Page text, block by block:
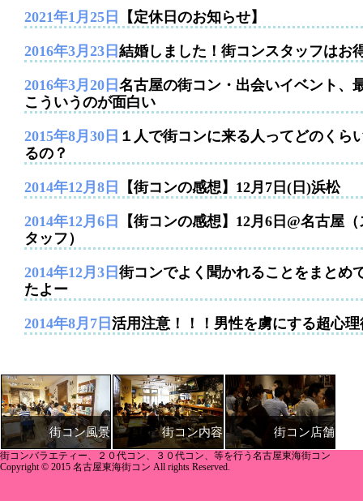
2021年1月25日 【定休日のお知らせ】
2016年3月23日 結婚しました！街コンスタッフはお
2016年3月20日 名古屋の街コン・出会いイベント、
こういうのが面白い
2015年8月30日 １人で街コンに来る人ってどのくら
るの？
2014年12月8日 【街コンの感想】12月7日(日)浜松
2014年12月6日
【街コンの感想】12月6日@名古屋（
タッフ）
2014年12月3日 街コンでよく聞かれることをまとめ
たよー
2014年8月7日 活用注意！！！男性を虜にする超心理
街コン風景 街コン内容 街コン店舗
街コンバラエティー、２０代コン、３０代コン、等を行う名古屋東海街コン
Copyright © 2015 名古屋東海街コン All rights Reserved.